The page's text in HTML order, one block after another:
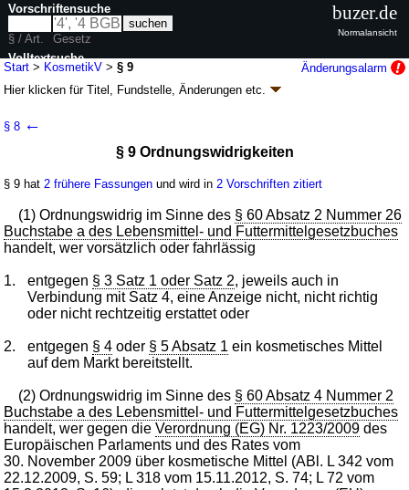
Start > KosmetikV >§ 9
Änderungsalarm
Hier klicken fürTitel, Fundstelle, Änderungen etc.
V. v. 19.12.2025BGBl. 2025 I Nr. 379
Bedarfsgegenstände
wird in 7 Vorschriften zitiert
§ 8 ←
§ 9 Ordnungswidrigkeiten
§ 9 hat 2 frühere Fassungen und wird in 2 Vorschriften zitiert
(1) Ordnungswidrig im Sinne des § 60 Absatz 2 Nummer 26
Buchstabe a des Lebensmittel- und Futtermittelgesetzbuches
handelt, wer vorsätzlich oder fahrlässig
1. entgegen § 3 Satz 1 oder Satz 2, jeweils auch in
Verbindung mit Satz 4, eine Anzeige nicht, nicht richtig
oder nicht rechtzeitig erstattet oder
2. entgegen § 4 oder § 5 Absatz 1 ein kosmetisches Mittel
auf dem Markt bereitstellt.
(2) Ordnungswidrig im Sinne des § 60 Absatz 4 Nummer 2
Buchstabe a des Lebensmittel- und Futtermittelgesetzbuches
handelt, wer gegen dieVerordnung (EG) Nr. 1223/2009 des
Europäischen Parlaments und des Rates vom
30. November 2009 über kosmetische Mittel (ABl. L 342 vom
22.12.2009, S. 59; L 318 vom 15.11.2012, S. 74; L 72 vom
Vorschriftensuche
§ / Art.
Gesetz
Volltextsuche
nur in KosmetikV
buzer.de
Normalansicht